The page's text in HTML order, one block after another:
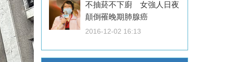
不抽菸不下廚 女強人日夜
顛倒罹晚期肺腺癌
2016-12-02 16:13